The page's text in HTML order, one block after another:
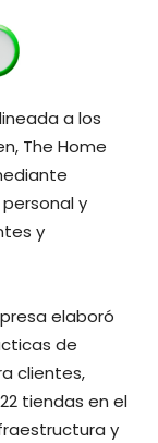
a los
The Home
y
y
elaboró
de
clientes,
tiendas en el
y